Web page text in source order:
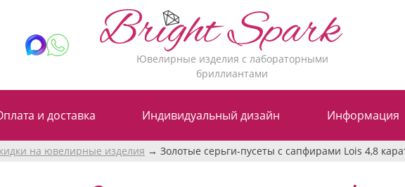
Ювелирные изделия с лабораторными
бриллиантами
и доставка Индивидуальный дизайн Информация
на ювелирные изделия Золотые серьги-пусеты c сапфирами Lois 4,8